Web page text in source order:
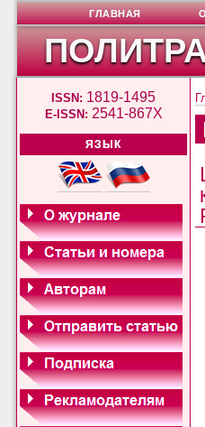
ISSN: 1819-1495
E-ISSN: 2541-867X
ЯЗЫК
ГЛАВНАЯ